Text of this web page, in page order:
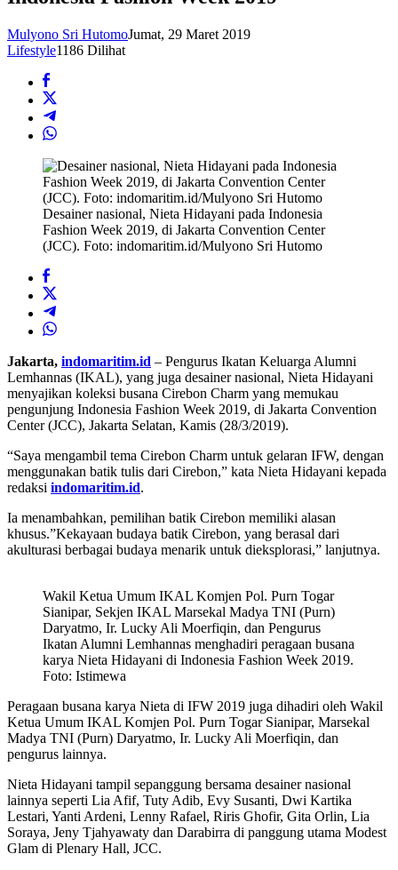
Mulyono Sri HutomoJumat, 29 Maret 2019
Lifestyle1186 Dilihat
Desainer nasional, Nieta Hidayani pada Indonesia
Fashion Week 2019, di Jakarta Convention Center
(JCC). Foto: indomaritim.id/Mulyono Sri Hutomo
Jakarta, indomaritim.id – Pengurus Ikatan Keluarga Alumni
Lemhannas (IKAL), yang juga desainer nasional, Nieta Hidayani
menyajikan koleksi busana Cirebon Charm yang memukau
pengunjung Indonesia Fashion Week 2019, di Jakarta Convention
Center (JCC), Jakarta Selatan, Kamis (28/3/2019).
“Saya mengambil tema Cirebon Charm untuk gelaran IFW, dengan
menggunakan batik tulis dari Cirebon,” kata Nieta Hidayani kepada
redaksi indomaritim.id.
Ia menambahkan, pemilihan batik Cirebon memiliki alasan
khusus.”Kekayaan budaya batik Cirebon, yang berasal dari
akulturasi berbagai budaya menarik untuk dieksplorasi,” lanjutnya.
Wakil Ketua Umum IKAL Komjen Pol. Purn Togar
Sianipar, Sekjen IKAL Marsekal Madya TNI (Purn)
Daryatmo, Ir. Lucky Ali Moerfiqin, dan Pengurus
Ikatan Alumni Lemhannas menghadiri peragaan busana
karya Nieta Hidayani di Indonesia Fashion Week 2019.
Foto: Istimewa
Peragaan busana karya Nieta di IFW 2019 juga dihadiri oleh Wakil
Ketua Umum IKAL Komjen Pol. Purn Togar Sianipar, Marsekal
Madya TNI (Purn) Daryatmo, Ir. Lucky Ali Moerfiqin, dan
pengurus lainnya.
Nieta Hidayani tampil sepanggung bersama desainer nasional
lainnya seperti Lia Afif, Tuty Adib, Evy Susanti, Dwi Kartika
Lestari, Yanti Ardeni, Lenny Rafael, Riris Ghofir, Gita Orlin, Lia
Soraya, Jeny Tjahyawaty dan Darabirra di panggung utama Modest
Glam di Plenary Hall, JCC.